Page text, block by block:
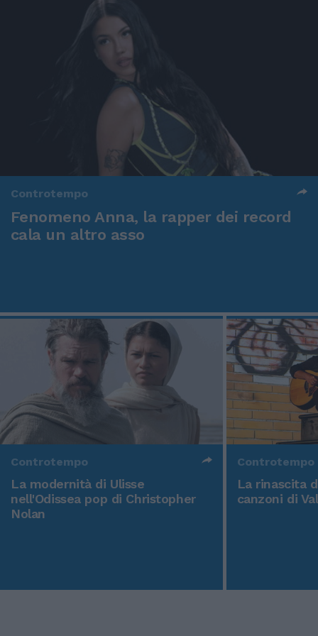
Controtempo
Fenomeno Anna, la rapper dei record
cala un altro asso
Controtempo
La modernità di Ulisse
nell'Odissea pop di Christopher
Nolan
Controtempo
La rinascita
canzoni di